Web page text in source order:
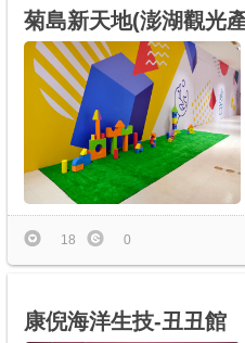
菊島新天地(澎湖觀光
18 0
康倪海洋生技-丑丑館